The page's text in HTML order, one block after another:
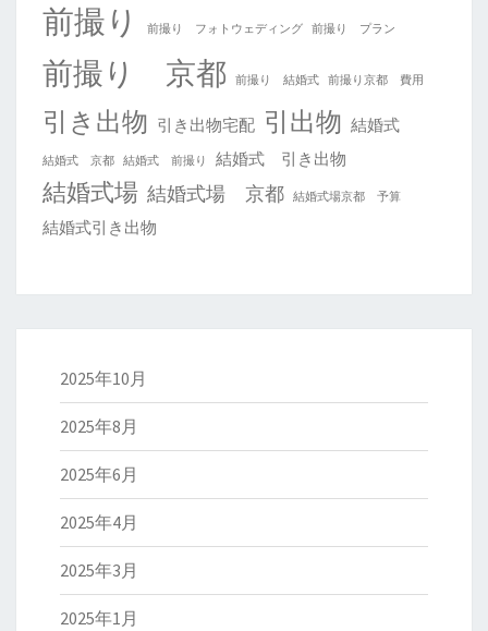
前撮り 前撮り フォトウェディング 前撮り プラン
前撮り 京都 前撮り 結婚式 前撮り京都 費用
引き出物 引き出物宅配 引出物 結婚式
結婚式 京都 結婚式 前撮り 結婚式 引き出物
結婚式場 結婚式場 京都 結婚式場京都 予算
結婚式引き出物
2025年10月
2025年8月
2025年6月
2025年4月
2025年3月
2025年1月